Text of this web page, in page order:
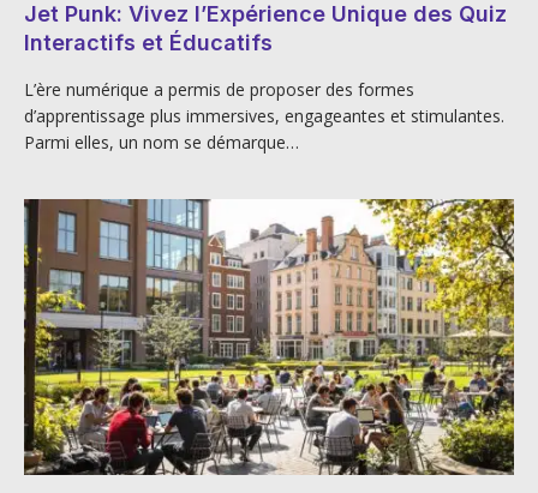
Jet Punk: Vivez l’Expérience Unique des Quiz
Interactifs et Éducatifs
L’ère numérique a permis de proposer des formes
d’apprentissage plus immersives, engageantes et stimulantes.
Parmi elles, un nom se démarque…